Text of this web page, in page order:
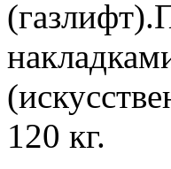
120 кг.